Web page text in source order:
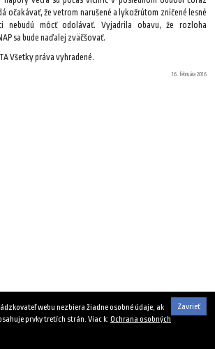
očakávať, že vetrom narušené a lykožrútom zničené lesné
nebudú môcť odolávať. Vyjadrila obavu, že rozloha
sa bude naďalej zväčšovať.
Všetky práva vyhradené.
16. februára 2016
Zavrieť
webu nezbiera žiadne osobné údaje, ak
prvky tretích strán. Viac k: Ochrana osobných